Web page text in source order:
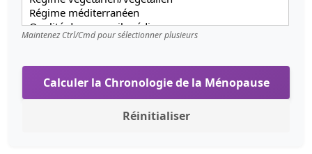
Maintenez Ctrl/Cmd pour sélectionner plusieurs
Calculer la Chronologie de la Ménopause
Réinitialiser